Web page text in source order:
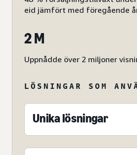
eid jämfört med föregående
2 M
Uppnådde över 2 miljoner
LÖSNINGAR SOM
Unika lösningar